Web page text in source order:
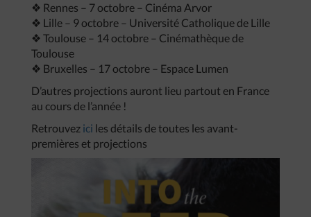
❖ Rennes – 7 octobre – Cinéma Arvor
❖ Lille – 9 octobre – Université Catholique de Lille
❖ Toulouse – 14 octobre – Cinémathèque de
Toulouse
❖ Bruxelles – 17 octobre – Espace Lumen
D’autres projections auront lieu partout en France
au cours de l’année !
Retrouvez ici les détails de toutes les avant-
premières et projections